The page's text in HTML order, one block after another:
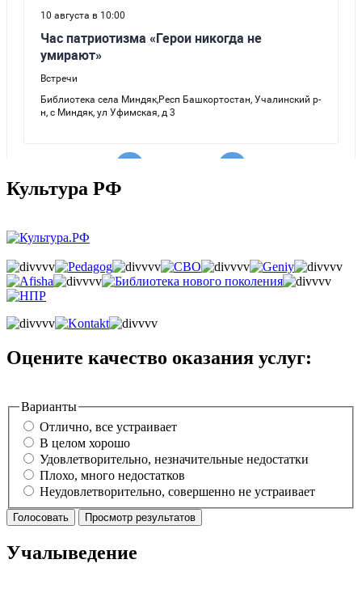
Культура РФ
Оцените качество оказания услуг:
Варианты
Отлично, все устраивает
В целом хорошо
Удовлетворительно, незначительные недостатки
Плохо, много недостатков
Неудовлетворительно, совершенно не устраивает
Учалыведение